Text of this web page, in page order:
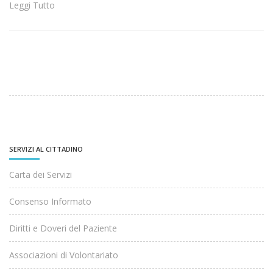
Leggi Tutto
SERVIZI AL CITTADINO
Carta dei Servizi
Consenso Informato
Diritti e Doveri del Paziente
Associazioni di Volontariato